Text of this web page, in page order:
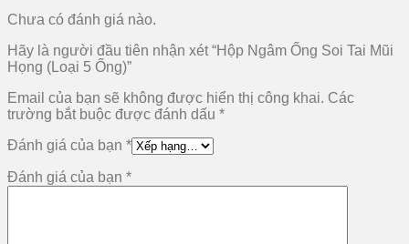
Chưa có đánh giá nào.
Hãy là người đầu tiên nhận xét “Hộp Ngâm Ống Soi Tai Mũi
Họng (Loại 5 Ống)”
Email của bạn sẽ không được hiển thị công khai. Các
trường bắt buộc được đánh dấu *
Đánh giá của bạn *
Đánh giá của bạn *